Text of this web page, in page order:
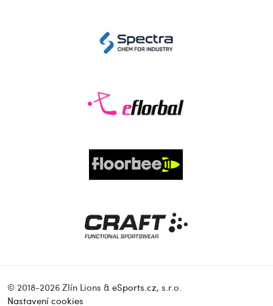
© 2018-2026 Zlín Lions & eSports.cz, s.r.o.
Nastavení cookies